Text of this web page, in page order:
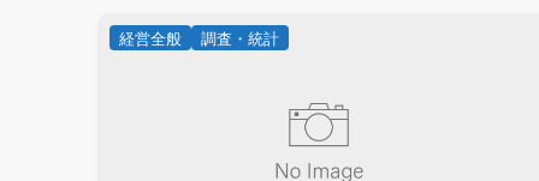
経営全般 調査・統計